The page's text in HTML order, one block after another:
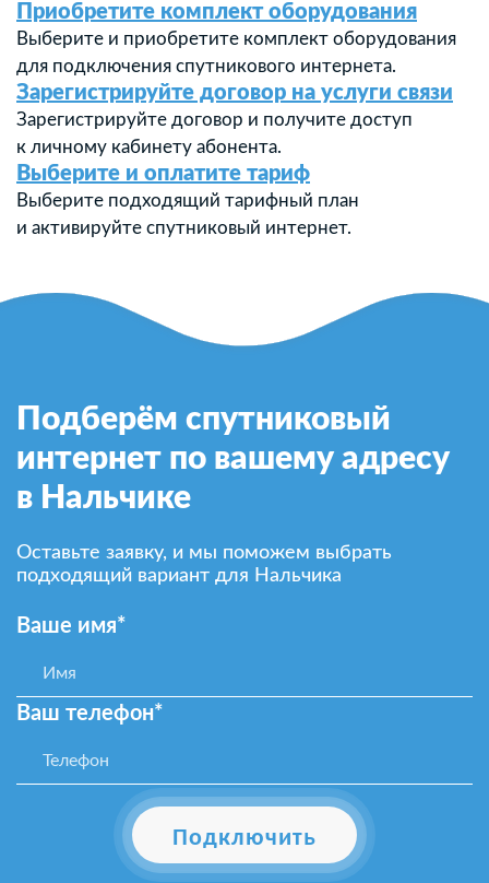
Приобретите комплект оборудования
Выберите и приобретите комплект оборудования
для подключения спутникового интернета.
Зарегистрируйте договор на услуги связи
Зарегистрируйте договор и получите доступ
к личному кабинету абонента.
Выберите и оплатите тариф
Выберите подходящий тарифный план
и активируйте спутниковый интернет.
Подберём спутниковый
интернет по вашему адресу
в Нальчике
Оставьте заявку, и мы поможем выбрать
подходящий вариант для Нальчика
Ваше имя*
Ваш телефон*
Подключить